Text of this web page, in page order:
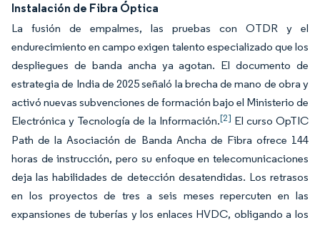
Instalación de Fibra Óptica
La fusión de empalmes, las pruebas con OTDR y el
endurecimiento en campo exigen talento especializado que los
despliegues de banda ancha ya agotan. El documento de
estrategia de India de 2025 señaló la brecha de mano de obra y
activó nuevas subvenciones de formación bajo el Ministerio de
Electrónica y Tecnología de la Información.[2] El curso OpTIC
Path de la Asociación de Banda Ancha de Fibra ofrece 144
horas de instrucción, pero su enfoque en telecomunicaciones
deja las habilidades de detección desatendidas. Los retrasos
en los proyectos de tres a seis meses repercuten en las
expansiones de tuberías y los enlaces HVDC, obligando a los